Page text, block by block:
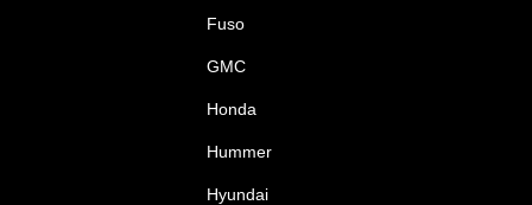
Fuso
GMC
Honda
Hummer
Hyundai